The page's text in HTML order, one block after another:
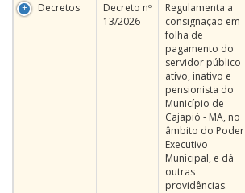
Decretos
Decreto nº
13/2026
Regulamenta a
consignação em
folha de
pagamento do
servidor público
ativo, inativo e
pensionista do
Município de
Cajapió - MA, no
âmbito do Poder
Executivo
Municipal, e dá
outras
providências.